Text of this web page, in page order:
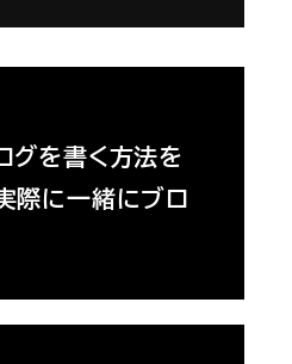
グを書く方法を
際に一緒にブロ